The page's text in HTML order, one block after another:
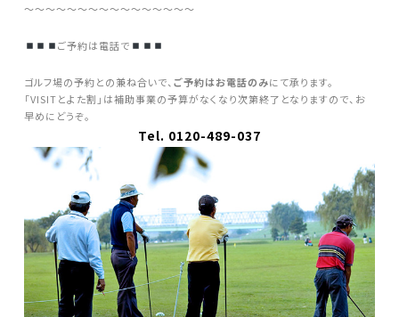
〜〜〜〜〜〜〜〜〜〜〜〜〜〜〜〜
ご予約は電話で
ゴルフ場の予約との兼ね合いで、 ご予約はお電話のみにて承ります。
「VISITとよた割」は補助事業の予算がなくなり次第終了となりますので、お
早めにどうぞ。
Tel. 0120-489-037